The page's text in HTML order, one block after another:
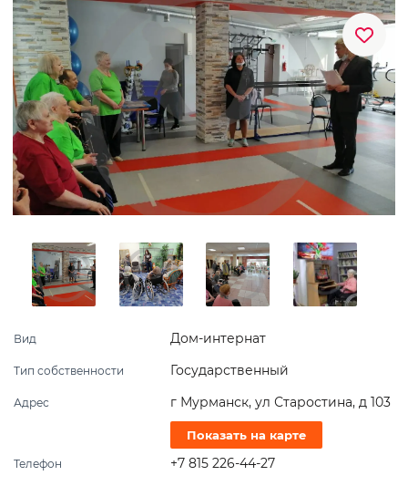
Вид Дом-интернат
Тип собственности Государственный
Адрес г Мурманск, ул Старостина, д 103
Показать на карте
Телефон +7 815 226-44-27